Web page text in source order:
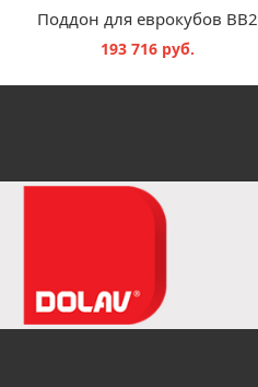
Поддон для еврокубов BB2
193 716 руб.